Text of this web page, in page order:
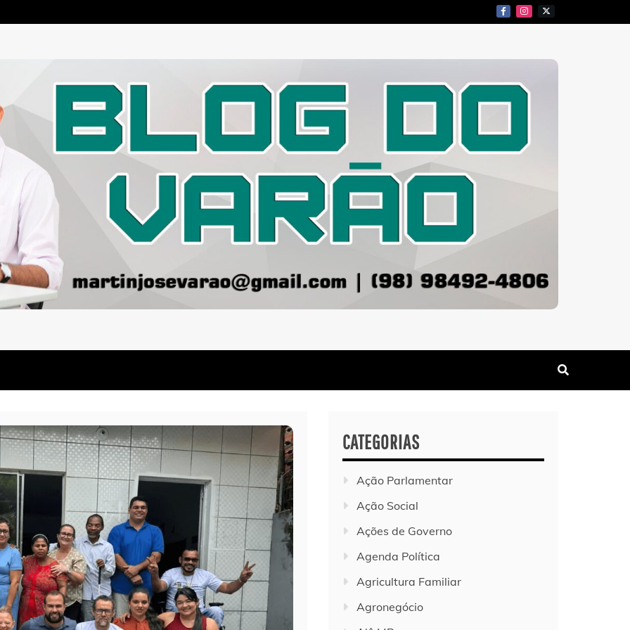
CATEGORIAS
Ação Parlamentar
Ação Social
Ações de Governo
Agenda Política
Agricultura Familiar
Agronegócio